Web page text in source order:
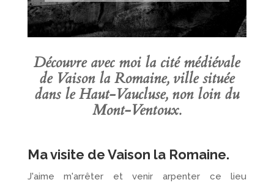
Découvre avec moi la cité médiévale
de Vaison la Romaine, ville située
dans le Haut-Vaucluse, non loin du
Mont-Ventoux.
Ma visite de Vaison la Romaine.
J'aime m'arrêter et venir arpenter ce lieu